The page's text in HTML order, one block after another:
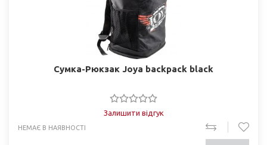
Сумка-Рюкзак Joya backpack black
Залишити відгук
НЕМАЄ В НАЯВНОСТІ